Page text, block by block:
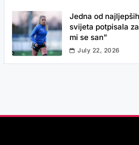
Jedna od
svijeta potpisala
mi se san”
July 22, 2026